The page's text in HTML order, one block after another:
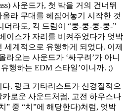
사운드가, 첫 박을 거의 건너뛰
라 무대를 헤집어놓기 시작한 것
더라도, 킥 드럼이 “쿵-쿵-쿵-쿵-”
이스가 자리를 비켜주었다가 엇박
세계적으로 유행하게 되었다. 이제
라오는 사운드가 ‘싸구려’가 아니
행하는 EDM 스타일’이니까. ;)
. 펑크 기타리스트가 신경질적으
로운 사운드처럼, 고전 하우스나
” 중 “치”에 해당한다)처럼, 엇박